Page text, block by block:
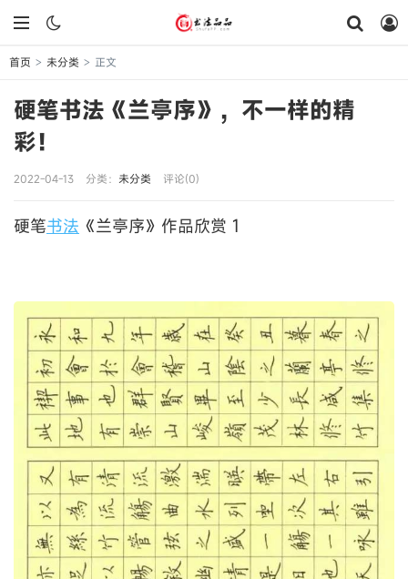
首页 > 未分类 > 正文
硬笔书法《兰亭序》，不一样的精
彩！
2022-04-13 分类： 未分类 评论(0)
硬笔书法 《兰亭序》作品欣赏 1